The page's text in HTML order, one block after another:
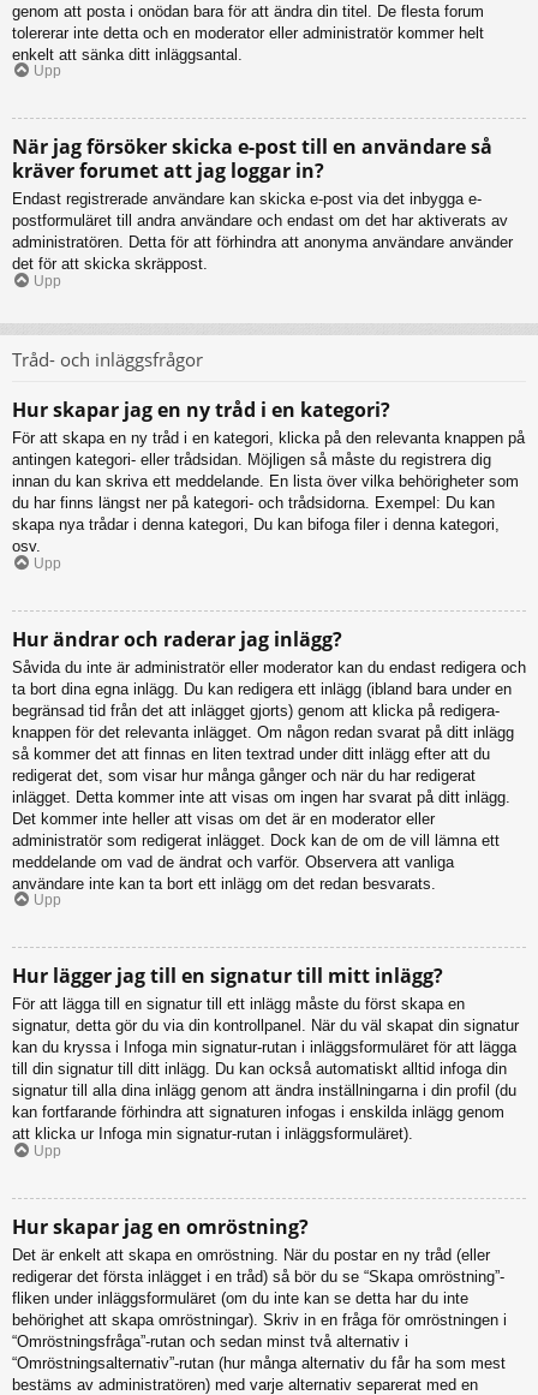
genom att posta i onödan bara för att ändra din titel. De flesta forum
tolererar inte detta och en moderator eller administratör kommer helt
enkelt att sänka ditt inläggsantal.
Upp
När jag försöker skicka e-post till en användare så
kräver forumet att jag loggar in?
Endast registrerade användare kan skicka e-post via det inbygga e-
postformuläret till andra användare och endast om det har aktiverats av
administratören. Detta för att förhindra att anonyma användare använder
det för att skicka skräppost.
Upp
Tråd- och inläggsfrågor
Hur skapar jag en ny tråd i en kategori?
För att skapa en ny tråd i en kategori, klicka på den relevanta knappen på
antingen kategori- eller trådsidan. Möjligen så måste du registrera dig
innan du kan skriva ett meddelande. En lista över vilka behörigheter som
du har finns längst ner på kategori- och trådsidorna. Exempel: Du kan
skapa nya trådar i denna kategori, Du kan bifoga filer i denna kategori,
osv.
Upp
Hur ändrar och raderar jag inlägg?
Såvida du inte är administratör eller moderator kan du endast redigera och
ta bort dina egna inlägg. Du kan redigera ett inlägg (ibland bara under en
begränsad tid från det att inlägget gjorts) genom att klicka på redigera-
knappen för det relevanta inlägget. Om någon redan svarat på ditt inlägg
så kommer det att finnas en liten textrad under ditt inlägg efter att du
redigerat det, som visar hur många gånger och när du har redigerat
inlägget. Detta kommer inte att visas om ingen har svarat på ditt inlägg.
Det kommer inte heller att visas om det är en moderator eller
administratör som redigerat inlägget. Dock kan de om de vill lämna ett
meddelande om vad de ändrat och varför. Observera att vanliga
användare inte kan ta bort ett inlägg om det redan besvarats.
Upp
Hur lägger jag till en signatur till mitt inlägg?
För att lägga till en signatur till ett inlägg måste du först skapa en
signatur, detta gör du via din kontrollpanel. När du väl skapat din signatur
kan du kryssa i Infoga min signatur-rutan i inläggsformuläret för att lägga
till din signatur till ditt inlägg. Du kan också automatiskt alltid infoga din
signatur till alla dina inlägg genom att ändra inställningarna i din profil (du
kan fortfarande förhindra att signaturen infogas i enskilda inlägg genom
att klicka ur Infoga min signatur-rutan i inläggsformuläret).
Upp
Hur skapar jag en omröstning?
Det är enkelt att skapa en omröstning. När du postar en ny tråd (eller
redigerar det första inlägget i en tråd) så bör du se “Skapa omröstning”-
fliken under inläggsformuläret (om du inte kan se detta har du inte
behörighet att skapa omröstningar). Skriv in en fråga för omröstningen i
“Omröstningsfråga”-rutan och sedan minst två alternativ i
“Omröstningsalternativ”-rutan (hur många alternativ du får ha som mest
bestäms av administratören) med varje alternativ separerat med en